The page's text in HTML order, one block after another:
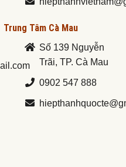
Trung Tâm Cà Mau
Số 139 Nguyễn
Trãi, TP. Cà Mau
0902 547 888